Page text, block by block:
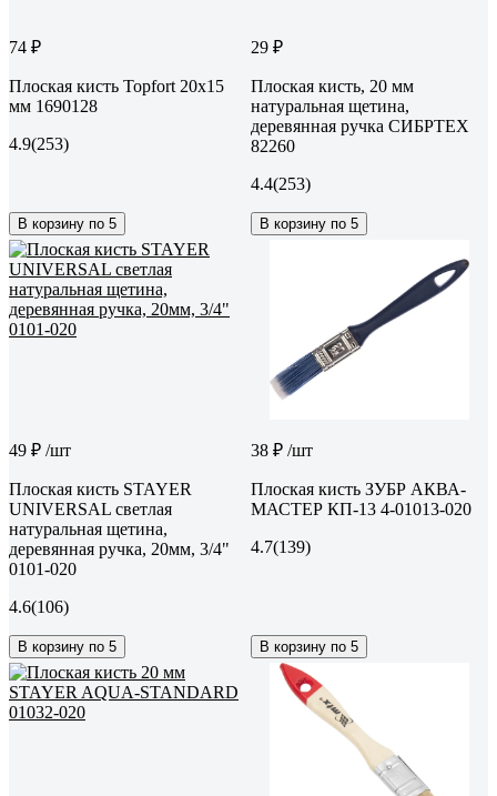
74 ₽
Плоская кисть Topfort 20x15
мм 1690128
4.9(253)
В корзину по 5
29 ₽
Плоская кисть, 20 мм
натуральная щетина,
деревянная ручка СИБРТЕХ
82260
4.4(253)
В корзину по 5
49 ₽ /шт
Плоская кисть STAYER
UNIVERSAL светлая
натуральная щетина,
деревянная ручка, 20мм, 3/4"
0101-020
4.6(106)
В корзину по 5
38 ₽ /шт
Плоская кисть ЗУБР АКВА-
МАСТЕР КП-13 4-01013-020
4.7(139)
В корзину по 5